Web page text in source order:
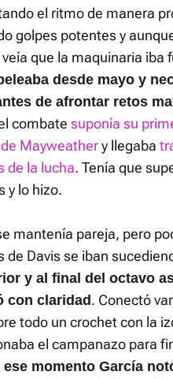
el ritmo de manera
golpes potentes y
que la maquinaria iba
desde mayo y
de afrontar retos
combate suponía su
Mayweathery llegaba
de la lucha. Tenía que
y lo hizo.
mantenía pareja, pero
de Davis se iban
y al final del octavo
con claridad . Conectó
todo un crochet con la
el campanazo para
ese momento García